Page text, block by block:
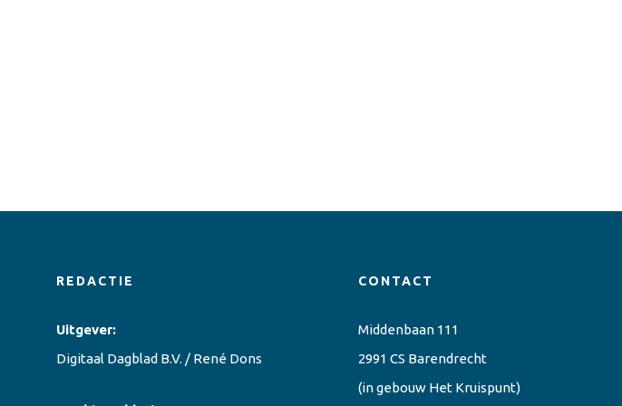
REDACTIE
Uitgever:
Digitaal Dagblad B.V. / René Dons
CONTACT
Middenbaan 111
2991 CS Barendrecht
(in gebouw Het Kruispunt)